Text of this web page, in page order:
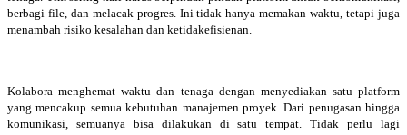
berbagi file, dan melacak progres. Ini tidak hanya memakan waktu, tetapi juga
menambah risiko kesalahan dan ketidakefisienan.
Kolabora menghemat waktu dan tenaga dengan menyediakan satu platform
yang mencakup semua kebutuhan manajemen proyek. Dari penugasan hingga
komunikasi, semuanya bisa dilakukan di satu tempat. Tidak perlu lagi